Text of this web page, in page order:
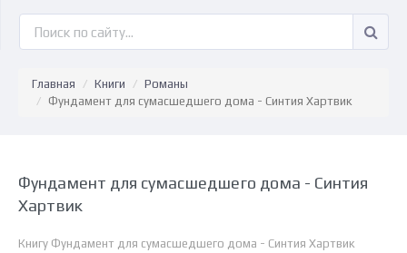
Главная Книги
Романы
Фундамент для сумасшедшего дома - Синтия Хартвик
Фундамент для сумасшедшего дома - Синтия
Хартвик
Книгу Фундамент для сумасшедшего дома - Синтия Хартвик